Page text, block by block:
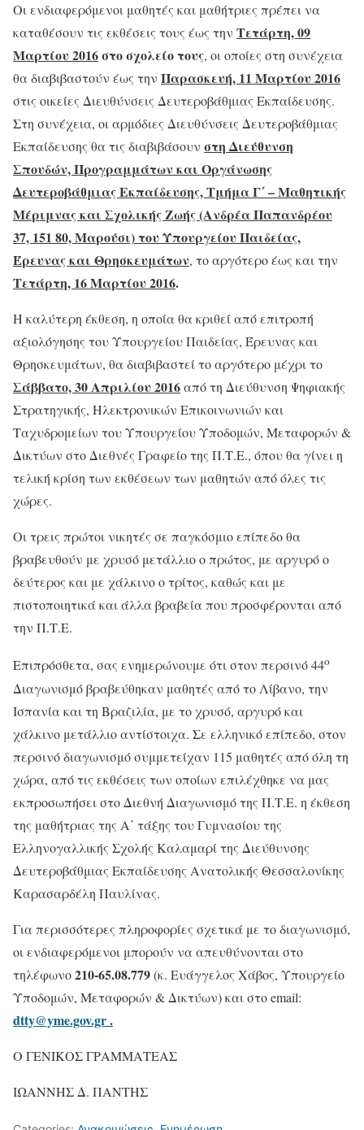
Οι ενδιαφερόμενοι μαθητές και μαθήτριες πρέπει να
καταθέσουν τις εκθέσεις τους έως την Τετάρτη, 09
Μαρτίου 2016στο σχολείο τους, οι οποίες στη συνέχεια
θα διαβιβαστούν έως την Παρασκευή, 11 Μαρτίου 2016
στις οικείες Διευθύνσεις Δευτεροβάθμιας Εκπαίδευσης.
Στη συνέχεια, οι αρμόδιες Διευθύνσεις Δευτεροβάθμιας
Εκπαίδευσης θα τις διαβιβάσουν στη Διεύθυνση
Σπουδών, Προγραμμάτων και Οργάνωσης
Δευτεροβάθμιας Εκπαίδευσης, Τμήμα Γ΄ – Μαθητικής
Μέριμνας και Σχολικής Ζωής (Ανδρέα Παπανδρέου
37, 151 80, Μαρούσι) του Υπουργείου Παιδείας,
Έρευνας και Θρησκευμάτων, το αργότερο έως και την
Τετάρτη, 16 Μαρτίου 2016.
H καλύτερη έκθεση, η οποία θα κριθεί από επιτροπή
αξιολόγησης του Υπουργείου Παιδείας, Έρευνας και
Θρησκευμάτων, θα διαβιβαστεί το αργότερο μέχρι το
Σάββατο, 30 Απριλίου2016από τη Διεύθυνση Ψηφιακής
Στρατηγικής, Ηλεκτρονικών Επικοινωνιών και
Ταχυδρομείων του Υπουργείου Υποδομών, Μεταφορών &
Δικτύων στο Διεθνές Γραφείο της Π.Τ.Ε., όπου θα γίνει η
τελική κρίση των εκθέσεων των μαθητών από όλες τις
χώρες.
Οι τρεις πρώτοι νικητές σε παγκόσμιο επίπεδο θα
βραβευθούν με χρυσό μετάλλιο ο πρώτος, με αργυρό ο
δεύτερος και με χάλκινο ο τρίτος, καθώς και με
πιστοποιητικά και άλλα βραβεία που προσφέρονται από
την Π.Τ.Ε.
Επιπρόσθετα, σας ενημερώνουμε ότι στον περσινό 44ο
Διαγωνισμό βραβεύθηκαν μαθητές από το Λίβανο, την
Ισπανία και τη Βραζιλία, με το χρυσό, αργυρό και
χάλκινο μετάλλιο αντίστοιχα. Σε ελληνικό επίπεδο, στον
περσινό διαγωνισμό συμμετείχαν 115 μαθητές από όλη τη
χώρα, από τις εκθέσεις των οποίων επιλέχθηκε να μας
εκπροσωπήσει στο Διεθνή Διαγωνισμό της Π.Τ.Ε. η έκθεση
της μαθήτριας της Α΄ τάξης του Γυμνασίου της
Ελληνογαλλικής Σχολής Καλαμαρί της Διεύθυνσης
Δευτεροβάθμιας Εκπαίδευσης Ανατολικής Θεσσαλονίκης
Καρασαρδέλη Παυλίνας.
Για περισσότερες πληροφορίες σχετικά με το διαγωνισμό,
οι ενδιαφερόμενοι μπορούν να απευθύνονται στο
τηλέφωνο210-65.08.779(κ. Ευάγγελος Χάβος, Υπουργείο
Υποδομών, Μεταφορών & Δικτύων) και στο email:
dtty@yme.gov.gr.
Ο ΓΕΝΙΚΟΣ ΓΡΑΜΜΑΤΕΑΣ
ΙΩΑΝΝΗΣ Δ. ΠΑΝΤΗΣ